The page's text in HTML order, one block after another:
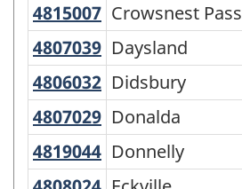
4815007 Crowsnest Pass
Crowsnest Pass
4807039 Daysland
Daysland
4806032 Didsbury
Didsbury
4807029 Donalda
Donalda
4819044 Donnelly
Donnelly